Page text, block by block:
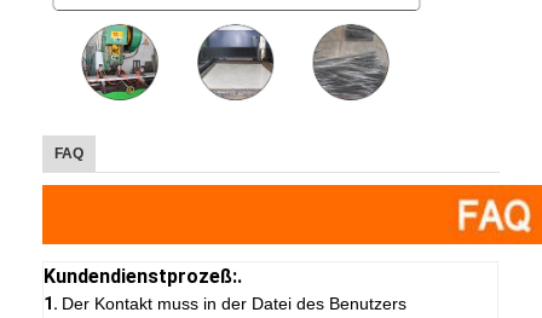
FAQ
Kundendienstprozeß:.
1. Der Kontakt muss in der Datei des Benutzers